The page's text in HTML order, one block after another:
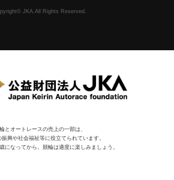
JKA.All Rights Reserved.
とオートレースの売上の一部は、
興や社会福祉等に役⽴てられています。
になってから。競輪は適度に楽しみましょう。